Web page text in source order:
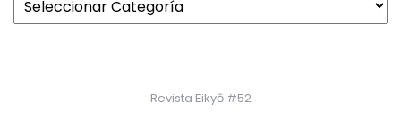
Revista Eikyō #52